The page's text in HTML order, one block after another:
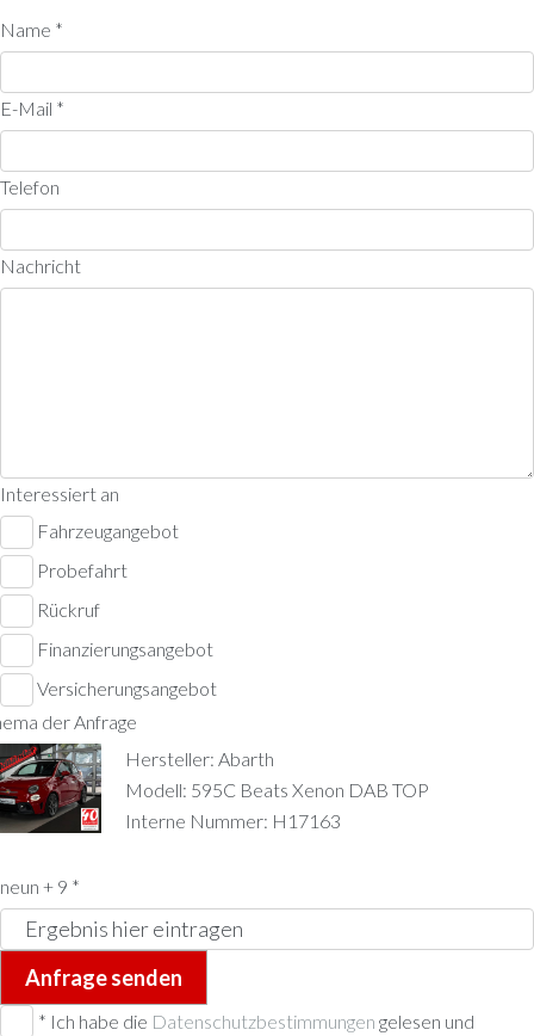
Name *
E-Mail *
Telefon
Nachricht
Interessiert an
Fahrzeugangebot
Probefahrt
Rückruf
Finanzierungsangebot
Versicherungsangebot
der Anfrage
Hersteller: Abarth
Modell: 595C Beats Xenon DAB TOP
Interne Nummer: H17163
neun + 9 *
Anfrage senden
* Ich habe die Datenschutzbestimmungen gelesen und